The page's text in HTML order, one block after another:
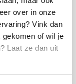
over in onze
Vink dan
gekomen of wil je
Laat ze dan uit
A - (7)